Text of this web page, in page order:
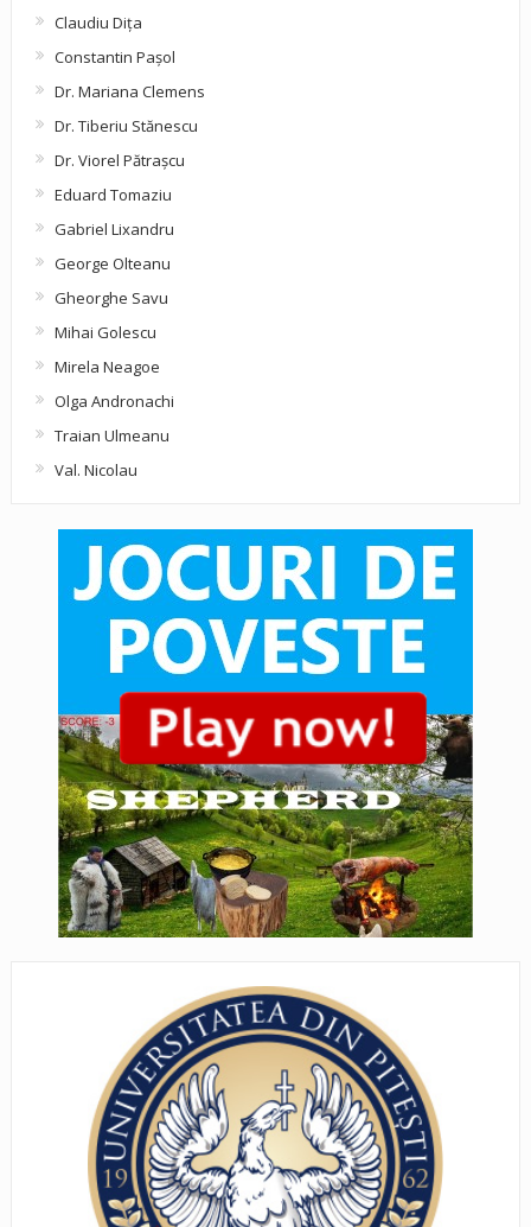
Claudiu Diţa
Constantin Pașol
Dr. Mariana Clemens
Dr. Tiberiu Stănescu
Dr. Viorel Pătraşcu
Eduard Tomaziu
Gabriel Lixandru
George Olteanu
Gheorghe Savu
Mihai Golescu
Mirela Neagoe
Olga Andronachi
Traian Ulmeanu
Val. Nicolau